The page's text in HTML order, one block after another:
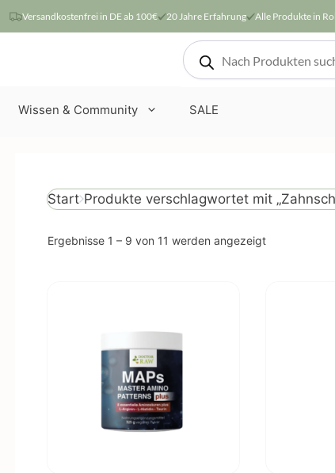
Versandkostenfrei in DE ab 100€ 20 Jahre Erfahrung Alle Produkte in
Products
search
Wissen & Community SALE
Start Produkte verschlagwortet mit
Ergebnisse 1 – 9 von 11 werden angezeigtNach